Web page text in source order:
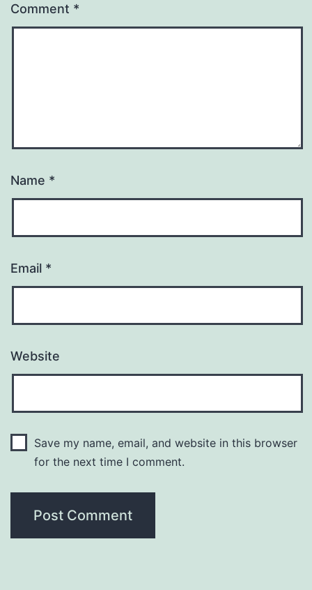
Comment *
Name *
Email *
Website
Save my name, email, and website in this browser
for the next time I comment.